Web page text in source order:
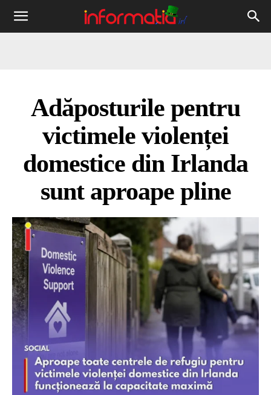
Informația
Adăposturile pentru
victimele violenței
domestice din Irlanda
sunt aproape pline